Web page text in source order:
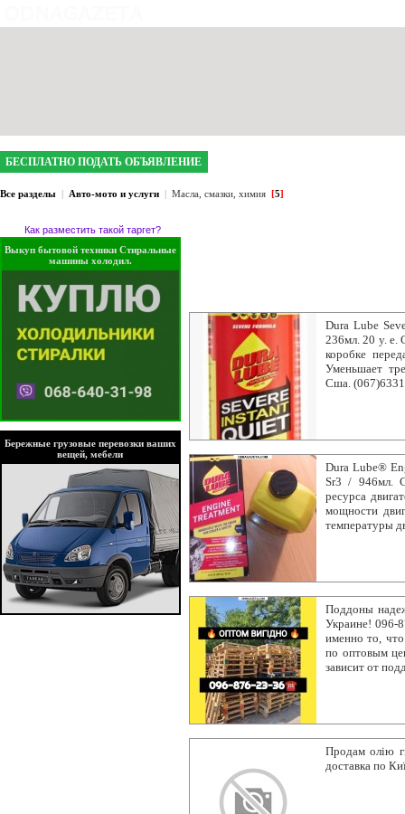
БЕСПЛАТНО ПОДАТЬ ОБЪЯВЛЕНИЕ
Все разделы | Авто-мото и услуги | Масла, смазки, химия [5]
Как разместить такой таргет?
Выкуп бытовой техники Стиральные
машины холодил.
Бережные грузовые перевозки ваших
вещей, мебели
Dura Lube
236мл. 20 у. е.
коробке
Уменьшает
Cша.
Dura Lube®
Sr3 / 946мл.
ресурса
мощности
температуры
Поддоны
Украине! 096-
именно то,
по оптовым
зависит от
Продам олію
доставка по